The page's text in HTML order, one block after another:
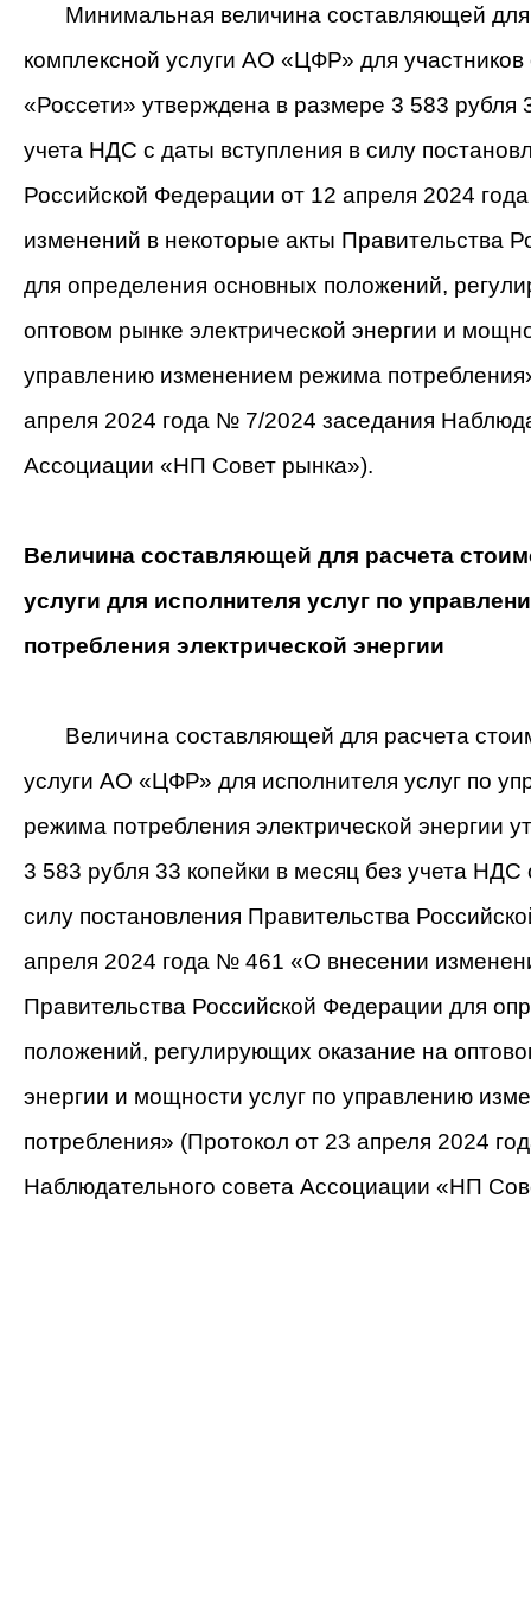
Минимальная величина составляющей для
комплексной услуги АО «ЦФР» для
«Россети» утверждена в размере 3 583 рубля
учета НДС с даты вступления в силу
Российской Федерации от 12 апреля 2024
изменений в некоторые акты Правительства
для определения основных положений,
оптовом рынке электрической энергии и
управлению изменением режима
апреля 2024 года № 7/2024 заседания
Ассоциации «НП Совет рынка»).
Величина составляющей для расчета
услуги для исполнителя услуг по
потребления электрической энергии
Величина составляющей для расчета
услуги АО «ЦФР» для исполнителя услуг по
режима потребления электрической энергии
3 583 рубля 33 копейки в месяц без учета НДС
силу постановления Правительства
апреля 2024 года № 461 «О внесении
Правительства Российской Федерации для
положений, регулирующих оказание на
энергии и мощности услуг по управлению
потребления» (Протокол от 23 апреля 2024
Наблюдательного совета Ассоциации «НП